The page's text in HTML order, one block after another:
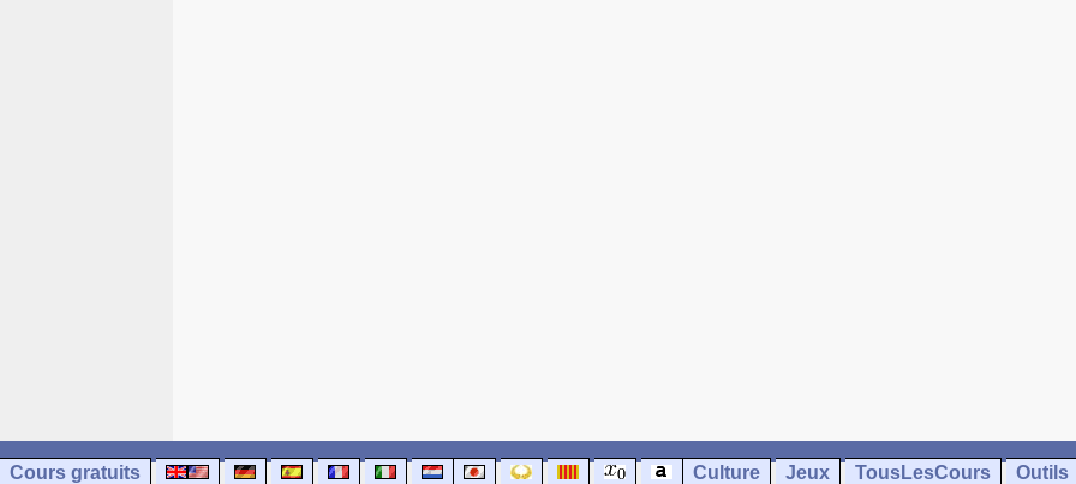
Cours gratuits Culture Jeux TousLesCours Outils